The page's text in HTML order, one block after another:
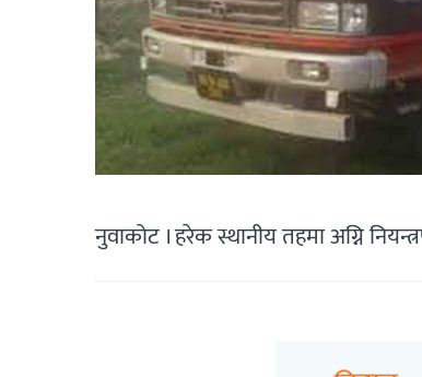
नुवाकोट । हरेक स्थानीय तहमा अग्नि